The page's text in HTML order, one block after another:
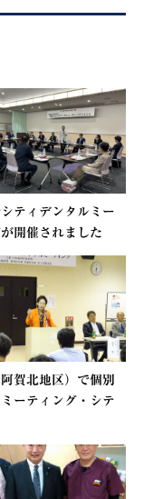
ティデンタルミー
開催されました
賀北地区）で個別
ーティング・シテ